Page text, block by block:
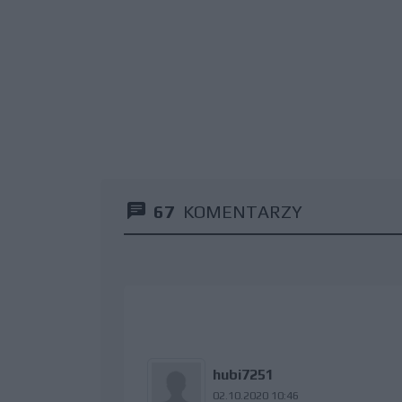
67 KOMENTARZY
hubi7251
02.10.2020 10:46